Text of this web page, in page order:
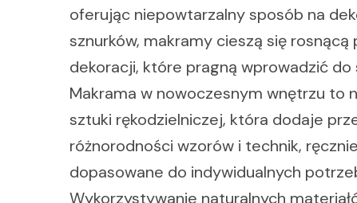
oferując niepowtarzalny sposób na
sznurków, makramy cieszą się
dekoracji, które pragną wprowadzić
Makrama w nowoczesnym wnętrzu to
sztuki rękodzielniczej, która dodaje
różnorodności wzorów i technik,
dopasowane do indywidualnych
Wykorzystywanie naturalnych